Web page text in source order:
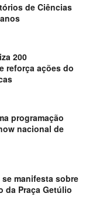
de Ciências
200
reforça ações do
programação
nacional de
manifesta sobre
da Praça Getúlio